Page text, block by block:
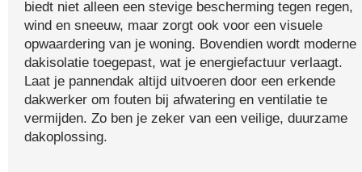
biedt niet alleen een stevige bescherming tegen regen,
wind en sneeuw, maar zorgt ook voor een visuele
opwaardering van je woning. Bovendien wordt moderne
dakisolatie toegepast, wat je energiefactuur verlaagt.
Laat je pannendak altijd uitvoeren door een erkende
dakwerker om fouten bij afwatering en ventilatie te
vermijden. Zo ben je zeker van een veilige, duurzame
dakoplossing.